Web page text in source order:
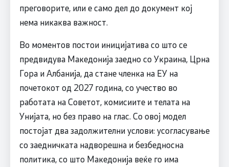
преговорите, или е само дел до документ кој
нема никаква важност.
Во моментов постои иницијатива со што се
предвидува Македонија заедно со Украина, Црна
Гора и Албанија, да стане членка на ЕУ на
почетокот од 2027 година, со учество во
работата на Советот, комисиите и телата на
Унијата, но без право на глас. Со овој модел
постојат два задолжителни услови: усогласување
со заедничката надворешна и безбедносна
политика, со што Македонија веќе го има